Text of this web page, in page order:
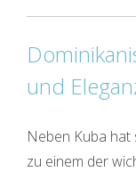
und
Neben Kuba hat
zu einem der